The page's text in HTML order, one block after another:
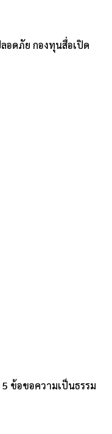
อดภัย กองทุนสื่อเปิด
ข้อขอความเป็นธรรม